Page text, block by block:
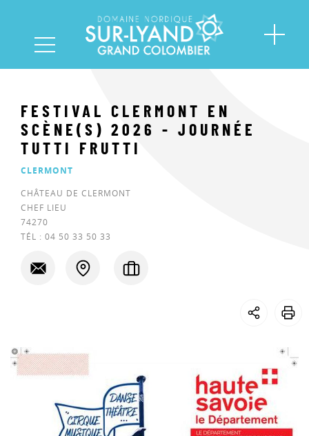
FESTIVAL CLERMONT EN
SCÈNE(S) 2026 - JOURNÉE
TUTTI FRUTTI
CLERMONT
CHÂTEAU DE CLERMONT
CHEF LIEU
74270
TÉL : 04 50 33 50 33